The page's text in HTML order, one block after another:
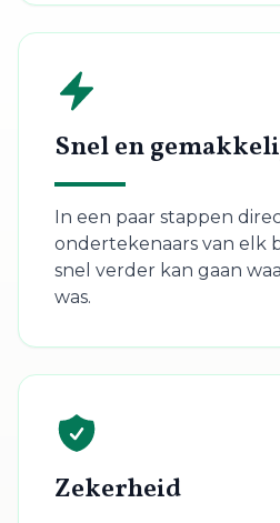
Snel en
In een paar stappen
ondertekenaars van elk
snel verder kan gaan
was.
Zekerheid